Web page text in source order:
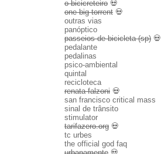
o bicicreteiro 💀
one big torrent 💀
outras vias
panóptico
passeios de bicicleta (sp) 💀
pedalante
pedalinas
psico-ambiental
quintal
recicloteca
renata falzoni 💀
san francisco critical mass
sinal de trânsito
stimulator
tarifazero.org 💀
tc urbes
the official god faq